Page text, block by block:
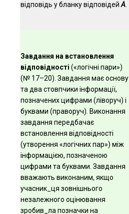
відповідь у бланку відповідейА.
Завдання на встановлення
відповідності («логічні пари»)
(№ 17–20). Завдання має основу
та два стовпчики інформації,
позначених цифрами (ліворуч) і
буквами (праворуч). Виконання
завдання передбачає
встановлення відповідності
(утворення «логічних пар») між
інформацією, позначеною
цифрами та буквами. Завдання
вважають виконаним, якщо
учасник_ця зовнішнього
незалежного оцінювання
зробив_ла позначки на